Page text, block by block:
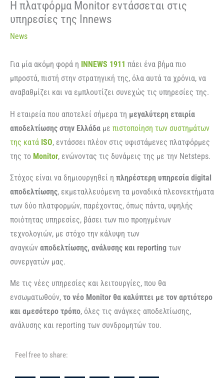
Η πλατφόρμα Monitor εντάσσεται στις
υπηρεσίες της Innews
News
Για μία ακόμη φορά η INNEWS 1911 πάει ένα βήμα πιο
μπροστά, πιστή στην στρατηγική της, όλα αυτά τα χρόνια, να
αναβαθμίζει και να εμπλουτίζει συνεχώς τις υπηρεσίες της.
Η εταιρεία που αποτελεί σήμερα τη μεγαλύτερη εταιρία
αποδελτίωσης στην Ελλάδα με πιστοποίηση των συστημάτων
της κατά ISO, εντάσσει πλέον στις υφιστάμενες πλατφόρμες
της το Monitor, ενώνοντας τις δυνάμεις της με την Νetsteps.
Στόχος είναι να δημιουργηθεί η πληρέστερη υπηρεσία digital
αποδελτίωσης, εκμεταλλευόμενη τα μοναδικά πλεονεκτήματα
των δύο πλατφορμών, παρέχοντας, όπως πάντα, υψηλής
ποιότητας υπηρεσίες, βάσει των πιο προηγμένων
τεχνολογιών, με στόχο την κάλυψη των
αναγκών αποδελτίωσης, ανάλυσης και reporting των
συνεργατών μας.
Με τις νέες υπηρεσίες και λειτουργίες, που θα
ενσωματωθούν, το νέο Monitor θα καλύπτει με τον αρτιότερο
και αμεσότερο τρόπο, όλες τις ανάγκες αποδελτίωσης,
ανάλυσης και reporting των συνδρομητών του.
Feel free to share: